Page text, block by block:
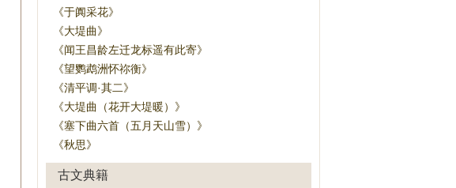
《于阗采花》
《大堤曲》
《闻王昌龄左迁龙标遥有此寄》
《望鹦鹉洲怀祢衡》
《清平调·其二》
《大堤曲（花开大堤暖）》
《塞下曲六首（五月天山雪）》
《秋思》
古文典籍